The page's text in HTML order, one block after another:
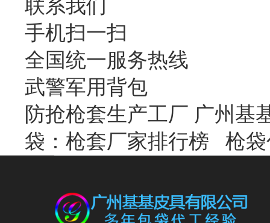
联系我们
手机扫一扫
全国统一服务热线
武警军用背包
防抢枪套生产工厂 广州
袋：枪套厂家排行榜 枪